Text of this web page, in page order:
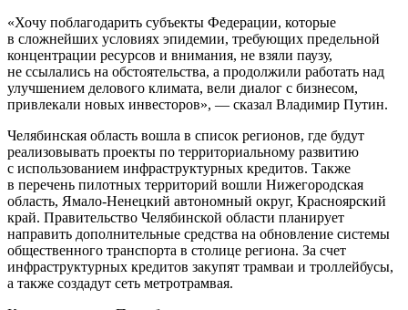
«Хочу поблагодарить субъекты Федерации, которые
в сложнейших условиях эпидемии, требующих предельной
концентрации ресурсов и внимания, не взяли паузу,
не ссылались на обстоятельства, а продолжили работать над
улучшением делового климата, вели диалог с бизнесом,
привлекали новых инвесторов», — сказал Владимир Путин.
Челябинская область вошла в список регионов, где будут
реализовывать проекты по территориальному развитию
с использованием инфраструктурных кредитов. Также
в перечень пилотных территорий вошли Нижегородская
область, Ямало-Ненецкий автономный округ, Красноярский
край. Правительство Челябинской области планирует
направить дополнительные средства на обновление системы
общественного транспорта в столице региона. За счет
инфраструктурных кредитов закупят трамваи и троллейбусы,
а также создадут сеть метротрамвая.